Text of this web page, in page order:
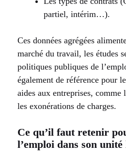
partiel, intérim…).
Ces données agrégées
marché du travail, les études
politiques publiques de
également de référence pour
aides aux entreprises, comme
les exonérations de charges.
Ce qu’il faut retenir
l’emploi dans son unité